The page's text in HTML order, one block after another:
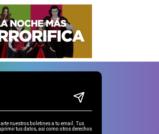
nuestros boletines a tu email. Tus
tus datos, así como otros derechos